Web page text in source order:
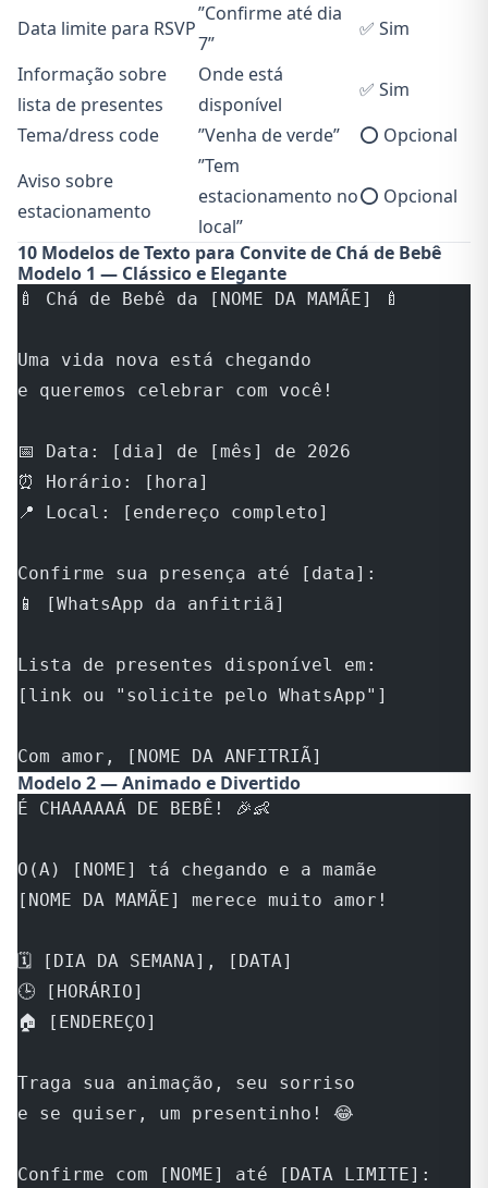
Data limite para RSVP
”Confirme até dia
7”
✅ Sim
Informação sobre
lista de presentes
Onde está
disponível
✅ Sim
Tema/dress code
”Venha de verde”
⭕ Opcional
Aviso sobre
estacionamento
”Tem
estacionamento no
local”
⭕ Opcional
10 Modelos de Texto para Convite de Chá de Bebê
Modelo 1 — Clássico e Elegante
🍼 Chá de Bebê da [NOME DA MAMÃE] 🍼
Uma vida nova está chegando
e queremos celebrar com você!
📅 Data: [dia] de [mês] de 2026
⏰ Horário: [hora]
📍 Local: [endereço completo]
Confirme sua presença até [data]:
📱 [WhatsApp da anfitriã]
Lista de presentes disponível em:
[link ou "solicite pelo WhatsApp"]
Com amor, [NOME DA ANFITRIÃ]
Modelo 2 — Animado e Divertido
É CHAAAAAÁ DE BEBÊ! 🎉👶
O(A) [NOME] tá chegando e a mamãe
[NOME DA MAMÃE] merece muito amor!
🗓️ [DIA DA SEMANA], [DATA]
🕒 [HORÁRIO]
🏠 [ENDEREÇO]
Traga sua animação, seu sorriso
e se quiser, um presentinho! 😂
Confirme com [NOME] até [DATA LIMITE]: